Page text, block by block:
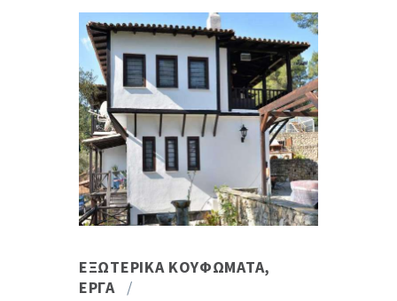
ΕΞΩΤΕΡΙΚΆ ΚΟΥΦΏΜΑΤΑ,
ΈΡΓΑ